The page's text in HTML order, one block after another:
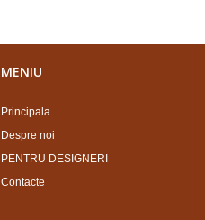
MENIU
Principala
Despre noi
PENTRU DESIGNERI
Contacte